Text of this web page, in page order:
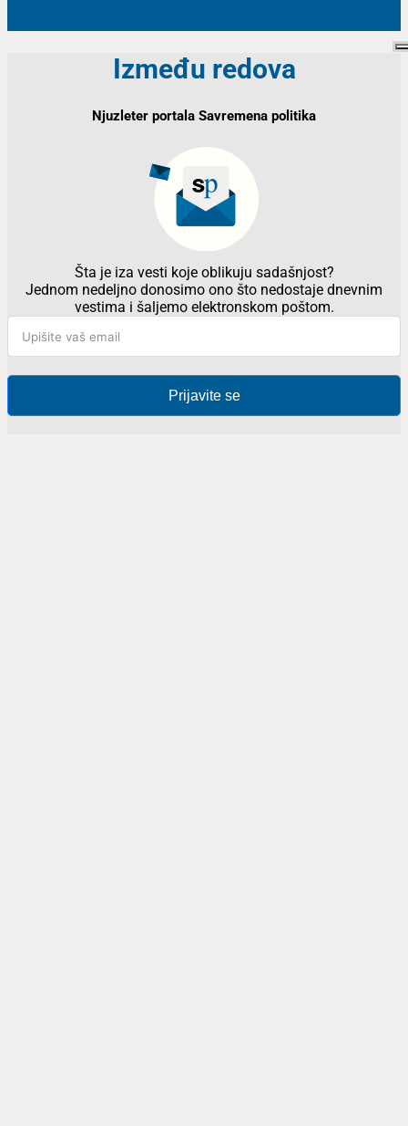
Između redova
Njuzleter portala Savremena politika
Šta je iza vesti koje oblikuju sadašnjost?
Jednom nedeljno donosimo ono što nedostaje dnevnim
vestima i šaljemo elektronskom poštom.
Prijavite se